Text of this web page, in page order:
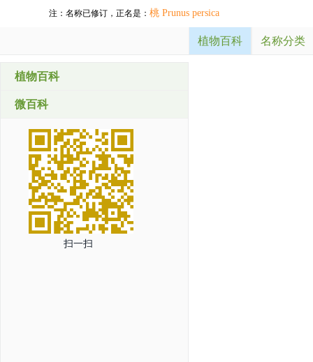
注：名称已修订，正名是： 桃 Prunus persica
植物百科 名称分类
植物百科
微百科
扫一扫